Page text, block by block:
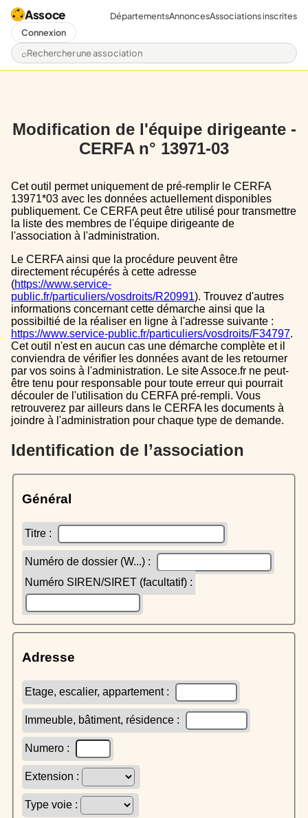
Assoce
Rechercher une association
DépartementsAnnoncesAssociations inscrites
Connexion
Modification de l'équipe dirigeante -
CERFA n° 13971-03
Cet outil permet uniquement de pré-remplir le CERFA
13971*03 avec les données actuellement disponibles
publiquement. Ce CERFA peut être utilisé pour transmettre
la liste des membres de l'équipe dirigeante de
l'association à l'administration.
Le CERFA ainsi que la procédure peuvent être
directement récupérés à cette adresse
(https://www.service-
public.fr/particuliers/vosdroits/R20991). Trouvez d'autres
informations concernant cette démarche ainsi que la
possibiltié de la réaliser en ligne à l'adresse suivante :
https://www.service-public.fr/particuliers/vosdroits/F34797.
Cet outil n'est en aucun cas une démarche complète et il
conviendra de vérifier les données avant de les retourner
par vos soins à l'administration. Le site Assoce.fr ne peut-
être tenu pour responsable pour toute erreur qui pourrait
découler de l'utilisation du CERFA pré-rempli. Vous
retrouverez par ailleurs dans le CERFA les documents à
joindre à l'administration pour chaque type de demande.
Identification de l’association
Général
Titre :
Numéro de dossier (W...) :
Numéro SIREN/SIRET (facultatif) :
Adresse
Etage, escalier, appartement :
Immeuble, bâtiment, résidence :
Numero :
Extension :
Type voie :